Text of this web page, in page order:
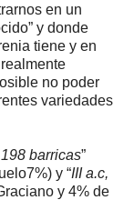
en un
y donde
tiene y en
no poder
variedades
barricas”
y “III a.c,
y 4% de